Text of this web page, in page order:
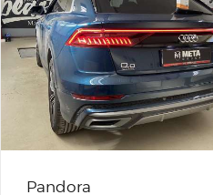
Pandora